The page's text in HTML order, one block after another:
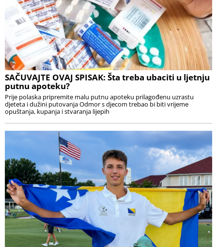
SAČUVAJTE OVAJ SPISAK: Šta treba ubaciti u ljetnju
putnu apoteku?
Prije polaska pripremite malu putnu apoteku prilagođenu uzrastu
djeteta i dužini putovanja Odmor s djecom trebao bi biti vrijeme
opuštanja, kupanja i stvaranja lijepih